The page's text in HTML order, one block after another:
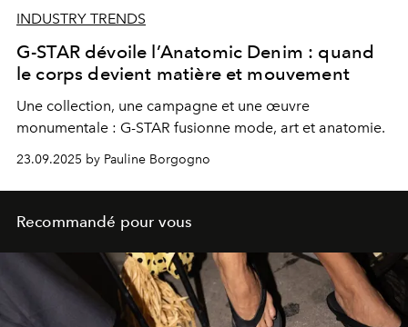
INDUSTRY TRENDS
G-STAR dévoile l’Anatomic Denim : quand
le corps devient matière et mouvement
Une collection, une campagne et une œuvre
monumentale : G-STAR fusionne mode, art et anatomie.
23.09.2025 by Pauline Borgogno
Recommandé pour vous